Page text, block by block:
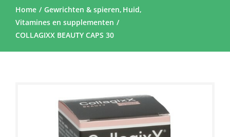
Contacteer Ons
Home Gewrichten & spieren Huid
Vitamines en supplementen
COLLAGIXX BEAUTY CAPS 30